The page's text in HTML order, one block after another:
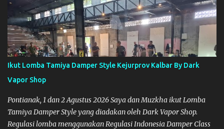
Ikut Lomba Tamiya Damper Style Kejurprov Kalbar By Dark
Vapor Shop
Pontianak, 1 dan 2 Agustus 2026 Saya dan Muzkha ikut Lomba
Tamiya Damper Style yang diadakan oleh Dark Vapor Shop.
Regulasi lomba menggunakan Regulasi Indonesia Damper Class